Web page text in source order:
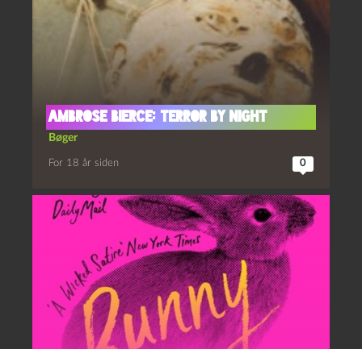
Ambrose Bierce: Terror by Night
Bøger
For 18 år siden 0